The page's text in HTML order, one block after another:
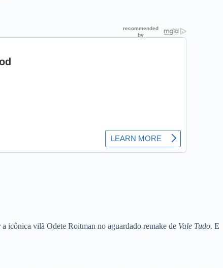
icônica vilã Odete Roitman no aguardado remake de Vale Tudo. E